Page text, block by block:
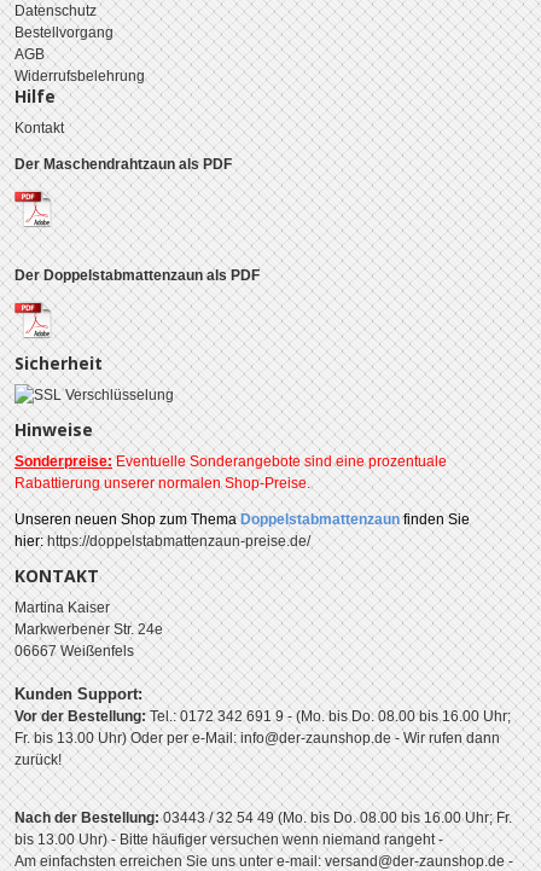
Datenschutz
Bestellvorgang
AGB
Widerrufsbelehrung
Hilfe
Kontakt
Der Maschendrahtzaun als PDF
Der Doppelstabmattenzaun als PDF
Sicherheit
Hinweise
Sonderpreise:Eventuelle Sonderangebote sind eine prozentuale
Rabattierung unserer normalen Shop-Preise.
Unserenneuen Shop zum ThemaDoppelstabmattenzaun finden Sie
hier:https://doppelstabmattenzaun-preise.de/
KONTAKT
Martina Kaiser
Markwerbener Str. 24e
06667 Weißenfels
Kunden Support:
Vor der Bestellung:Tel.: 0172 342 691 9 - (Mo. bis Do. 08.00 bis 16.00 Uhr;
Fr. bis 13.00 Uhr)Oder per e-Mail: info@der-zaunshop.de- Wir rufen dann
zurück!
Nach der Bestellung:03443 / 32 54 49 (Mo. bis Do. 08.00 bis 16.00 Uhr; Fr.
bis 13.00 Uhr) - Bitte häufiger versuchen wenn niemand rangeht -
Am einfachsten erreichen Sie uns unter e-mail: versand@der-zaunshop.de -